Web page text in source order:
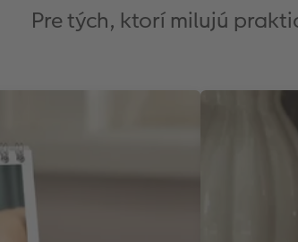
Pre tých, ktorí milujú